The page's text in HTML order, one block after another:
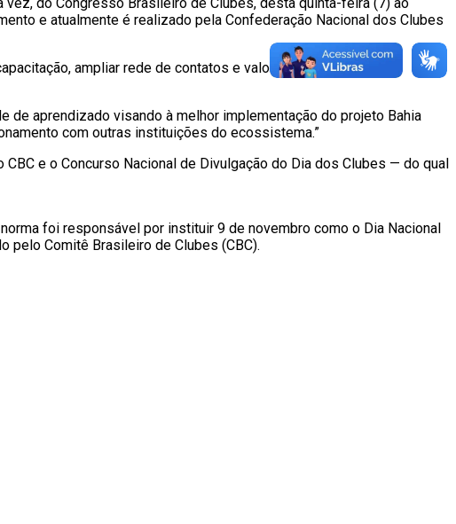
e atualmente é realizado pela Confederação Nacional dos Clubes
ampliar rede de contatos e valorizar ainda mais suas
de aprendizado visando à melhor implementação do projeto Bahia
com outras instituições do ecossistema.”
e o Concurso Nacional de Divulgação do Dia dos Clubes — do qual
foi responsável por instituir 9 de novembro como o Dia Nacional
pelo Comitê Brasileiro de Clubes (CBC).